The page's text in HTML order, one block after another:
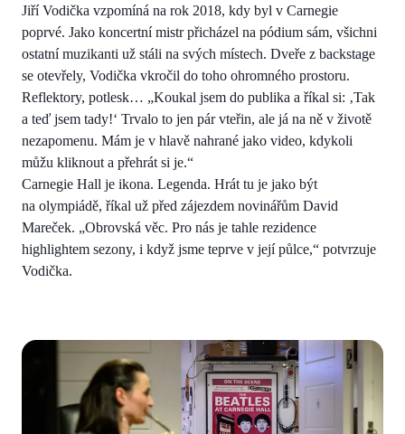
Jiří Vodička vzpomíná na rok 2018, kdy byl v Carnegie
poprvé. Jako koncertní mistr přicházel na pódium sám, všichni
ostatní muzikanti už stáli na svých místech. Dveře z backstage
se otevřely, Vodička vkročil do toho ohromného prostoru.
Reflektory, potlesk… „Koukal jsem do publika a říkal si: ‚Tak
a teď jsem tady!‘ Trvalo to jen pár vteřin, ale já na ně v životě
nezapomenu. Mám je v hlavě nahrané jako video, kdykoli
můžu kliknout a přehrát si je.“
Carnegie Hall je ikona. Legenda. Hrát tu je jako být
na olympiádě, říkal už před zájezdem novinářům David
Mareček. „Obrovská věc. Pro nás je tahle rezidence
highlightem sezony, i když jsme teprve v její půlce,“ potvrzuje
Vodička.